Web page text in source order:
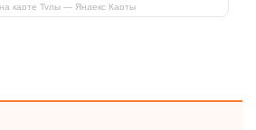
карте Тулы — Яндекс Карты